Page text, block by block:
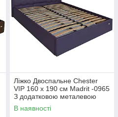
Ліжко Двоспальне Chester
VIP 160 х 190 см Madrit -0965
З додатковою металевою
цільнозварною рамою
Фіолетовий
В наявності